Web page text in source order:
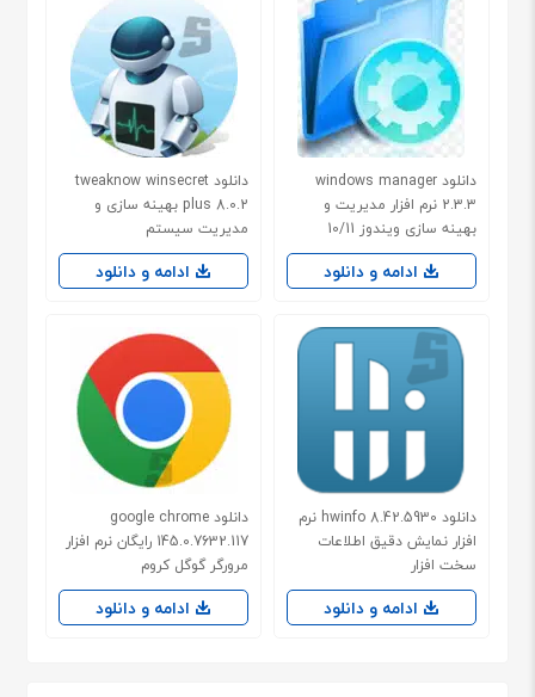
دانلود windows manager
2.3.3 نرم افزار مدیریت و
بهینه سازی ویندوز 10/11
ادامه و دانلود
دانلود tweaknow winsecret
plus 8.0.2 بهینه سازی و
مدیریت سیستم
ادامه و دانلود
دانلود hwinfo 8.42.5930 نرم
افزار نمایش دقیق اطلاعات
سخت افزار
ادامه و دانلود
دانلود google chrome
145.0.7632.117 رایگان نرم افزار
مرورگر گوگل کروم
ادامه و دانلود